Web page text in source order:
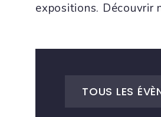
expositions. Découvrir
TOUS LES